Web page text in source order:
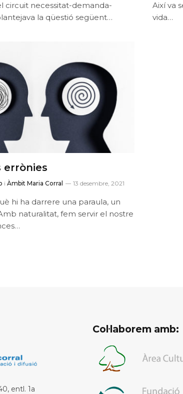
circuit necessitat-demanda-
la qüestió següent…
Així va
vida…
errònies
i Àmbit Maria Corral 13 desembre, 2021
hi ha darrere una paraula, un
naturalitat, fem servir el nostre
entl. 1a
Col·laborem amb: